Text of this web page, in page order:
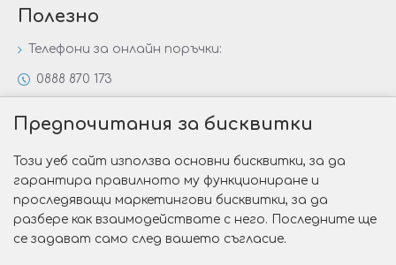
Полезно
Телефони за онлайн поръчки:
0888 870 173
Специални предложения
Защо да изберете Victoria Gold&Silver?
Как да изберем годежен пръстен?
Предпочитания за бисквитки
Този уеб сайт използва основни бисквитки, за да
гарантира правилното му функциониране и
проследяващи маркетингови бисквитки, за да
разбере как взаимодействате с него. Последните ще
се задават само след вашето съгласие.